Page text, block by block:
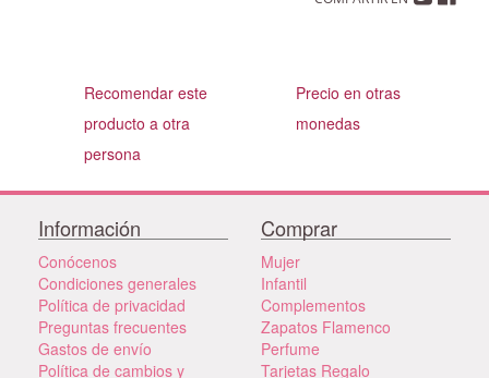
Recomendar este
producto a otra
persona
Precio en otras
monedas
Información
Conócenos
Condiciones generales
Política de privacidad
Preguntas frecuentes
Gastos de envío
Política de cambios y
Comprar
Mujer
Infantil
Complementos
Zapatos Flamenco
Perfume
Tarjetas Regalo